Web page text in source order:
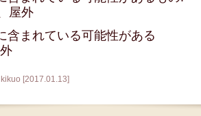
[2017.01.13]